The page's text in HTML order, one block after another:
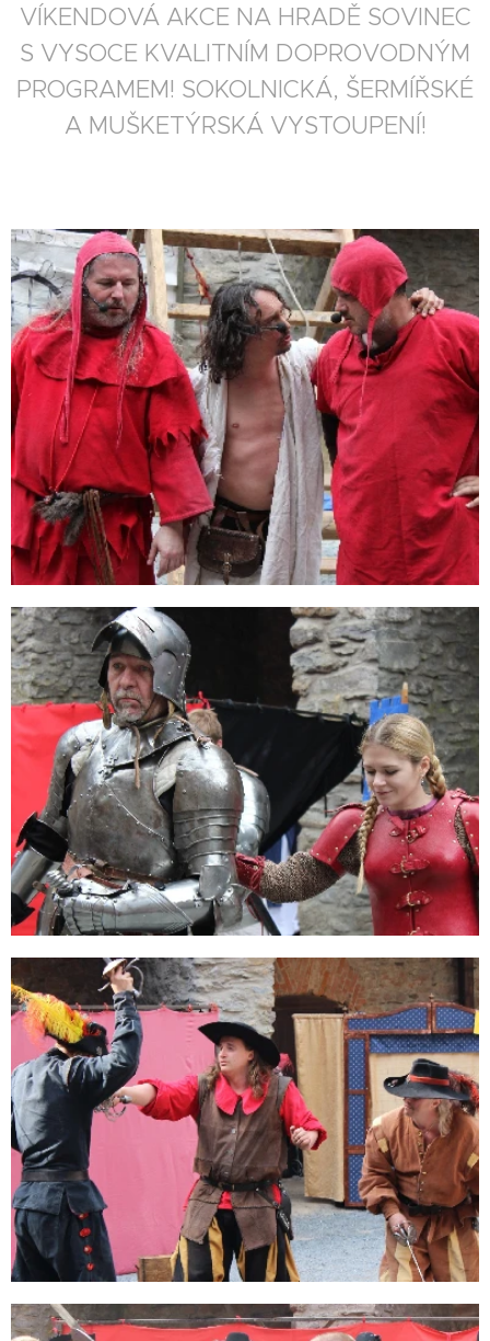
VÍKENDOVÁ AKCE NA HRADĚ SOVINEC
S VYSOCE KVALITNÍM DOPROVODNÝM
PROGRAMEM! SOKOLNICKÁ, ŠERMÍŘSKÉ
A MUŠKETÝRSKÁ VYSTOUPENÍ!